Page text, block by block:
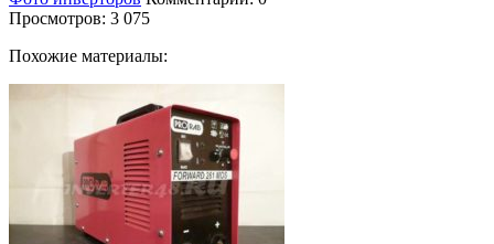
Просмотров: 3 075
Похожие материалы: